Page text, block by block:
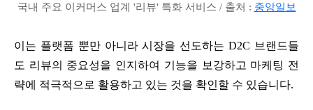
국내 주요 이커머스 업계 '리뷰' 특화 서비스 / 출처 : 중앙일보
이는 플랫폼 뿐만 아니라 시장을 선도하는 D2C 브랜드들
도 리뷰의 중요성을 인지하여 기능을 보강하고 마케팅 전
략에 적극적으로 활용하고 있는 것을 확인할 수 있습니다.